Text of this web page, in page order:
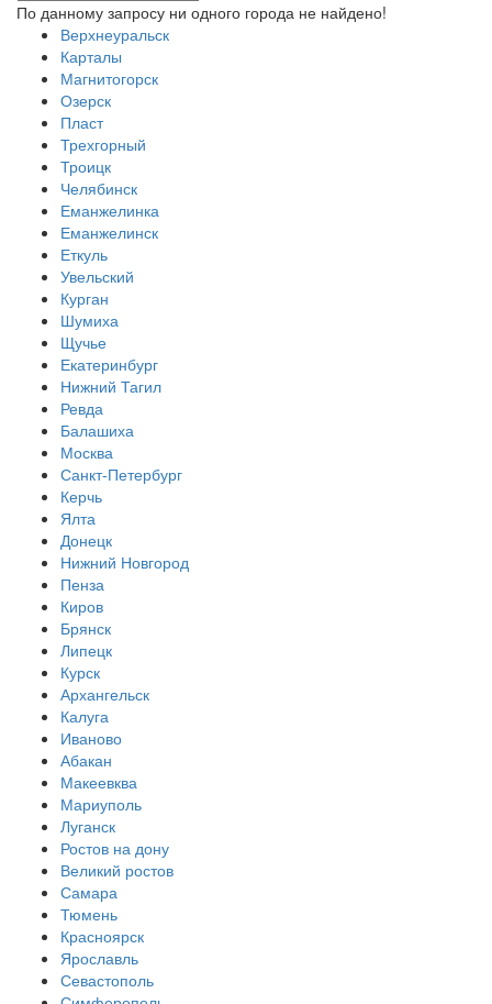
По данному запросу ни одного города не найдено!
Верхнеуральск
Карталы
Магнитогорск
Озерск
Пласт
Трехгорный
Троицк
Челябинск
Еманжелинка
Еманжелинск
Еткуль
Увельский
Курган
Шумиха
Щучье
Екатеринбург
Нижний Тагил
Ревда
Балашиха
Москва
Санкт-Петербург
Керчь
Ялта
Донецк
Нижний Новгород
Пенза
Киров
Брянск
Липецк
Курск
Архангельск
Калуга
Иваново
Абакан
Макеевква
Мариуполь
Луганск
Ростов на дону
Великий ростов
Самара
Тюмень
Красноярск
Ярославль
Севастополь